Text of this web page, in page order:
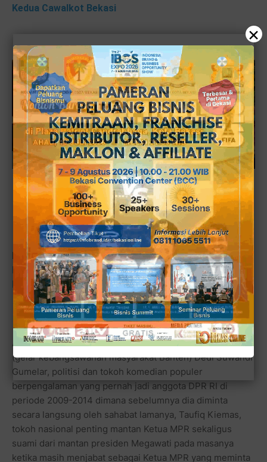
Kedua Cawalkot Bekasi
Miing Bagito, sosialisasi tentang tujuan dirinya jadi bacaleg DPR RI dari partai Gelora tanpa
pernah menyebutkan kampanye parpol Gelora bersama bacaleg Kurniawan untuk DPRD Kota
Bekasi, Ahad 9/4/23 (Foto: DikRizal)
Baca juga:Miing Bagito: Ini Bukan Kampanye, Tapi
Ini Peringatan Nuzulul Quran dengan Buka Puasa
Bersama Saudara Muslim
Adalah Miing Bagito, dengan nama asli dari Tubagus
(gelar kebangsawanan masyarakat Banten) Dedi Suwandi
Gumelar, politisi dan tokoh komedian populer
berpengalaman yang pernah jadi anggota DPR RI di
periode 2009-2014 dimana sebelumnya dia diminta
secara langsung oleh sahabat lamanya, Taufiq Kiemas,
tokoh nasional penting mantan Ketua MPR sekaligus
suami dari mantan presiden Megawati pada masanya
ketika masih menjabat sebagai Ketua MPR yang meminta
×